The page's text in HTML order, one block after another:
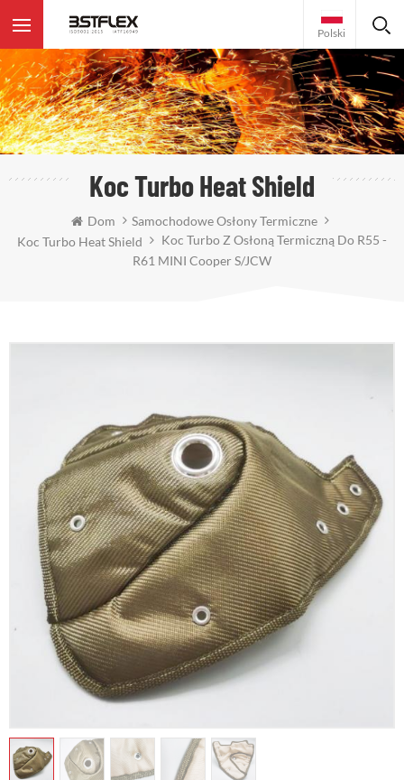
Polski
Koc Turbo Heat Shield
Dom
Samochodowe Osłony Termiczne
Koc Turbo Heat Shield
Koc Turbo Z Osłoną Termiczną Do R55 -
R61 MINI Cooper S/JCW